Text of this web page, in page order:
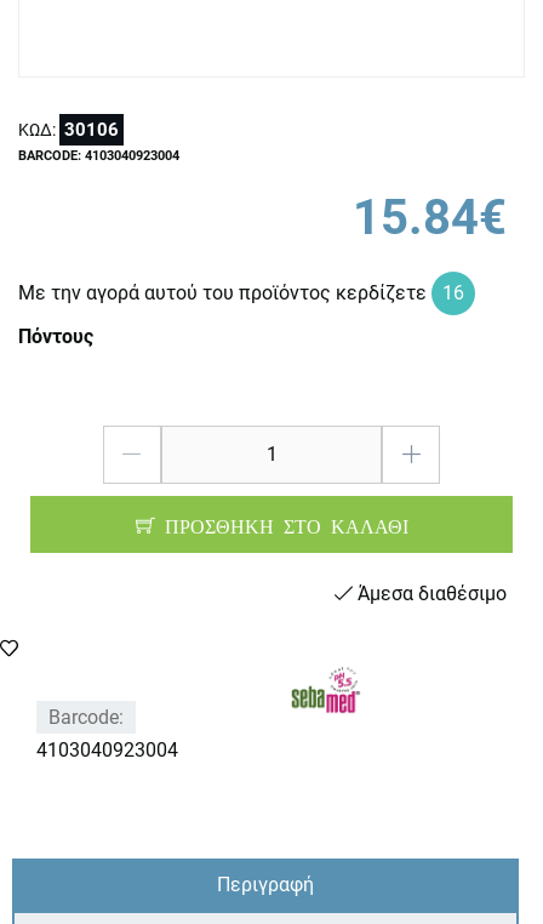
ΚΩΔ: 30106
BARCODE: 4103040923004
15.84€
Με την αγορά αυτού του προϊόντος κερδίζετε
16
Πόντους
ΠΡΟΣΘΗΚΗ ΣΤΟ ΚΑΛΑΘΙ
Άμεσα διαθέσιμο
Barcode:
4103040923004
Περιγραφή